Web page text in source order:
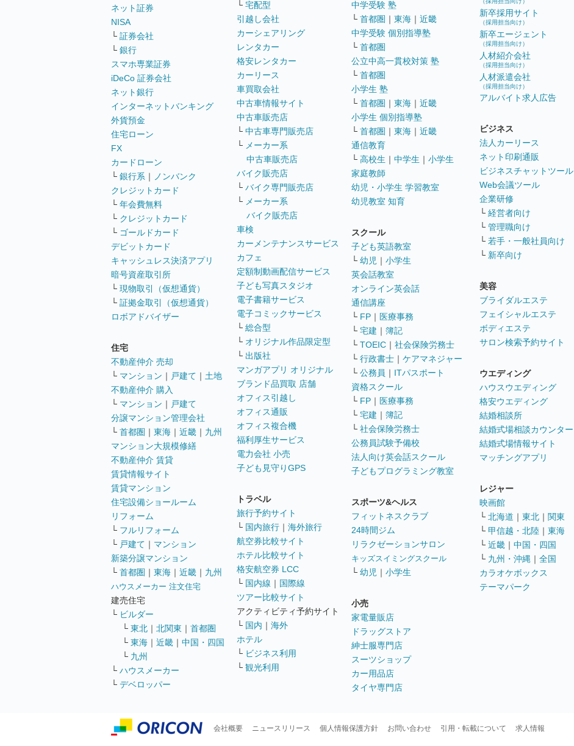
ネット証券
NISA
└ 証券会社
└ 銀行
スマホ専業証券
iDeCo 証券会社
ネット銀行
インターネットバンキング
外貨預金
住宅ローン
FX
カードローン
└ 銀行系 ｜
ノンバンク
クレジットカード
└ 年会費無料
└ クレジットカード
└ ゴールドカード
デビットカード
キャッシュレス決済アプリ
暗号資産取引所
└ 現物取引（仮想通貨）
└ 証拠金取引（仮想通貨）
ロボアドバイザー
住宅
不動産仲介 売却
└ マンション ｜ 戸建て ｜ 土地
不動産仲介 購入
└ マンション ｜ 戸建て
分譲マンション管理会社
└ 首都圏 ｜ 東海 ｜ 近畿 ｜ 九州
マンション大規模修繕
不動産仲介 賃貸
賃貸情報サイト
賃貸マンション
住宅設備ショールーム
リフォーム
└ フルリフォーム
└ 戸建て ｜ マンション
新築分譲マンション
└ 首都圏 ｜ 東海 ｜ 近畿 ｜ 九州
ハウスメーカー 注文住宅
建売住宅
└ ビルダー
└ 東北 ｜ 北関東 ｜ 首都圏
└ 東海 ｜ 近畿 ｜ 中国・四国
└ 九州
└ ハウスメーカー
└ デベロッパー
└ 宅配型
引越し会社
カーシェアリング
レンタカー
格安レンタカー
カーリース
車買取会社
中古車情報サイト
中古車販売店
└ 中古車専門販売店
└ メーカー系
中古車販売店
バイク販売店
└ バイク専門販売店
└ メーカー系
バイク販売店
車検
カーメンテナンスサービス
カフェ
定額制動画配信サービス
子ども写真スタジオ
電子書籍サービス
電子コミックサービス
└ 総合型
└ オリジナル作品限定型
└ 出版社
マンガアプリ オリジナル
ブランド品買取 店舗
オフィス引越し
オフィス通販
オフィス複合機
福利厚生サービス
電力会社 小売
子ども見守りGPS
トラベル
旅行予約サイト
└ 国内旅行 ｜ 海外旅行
航空券比較サイト
ホテル比較サイト
格安航空券 LCC
└ 国内線 ｜ 国際線
ツアー比較サイト
アクティビティ予約サイト
└ 国内 ｜ 海外
ホテル
└ ビジネス利用
└ 観光利用
中学受験 塾
└ 首都圏 ｜ 東海 ｜ 近畿
中学受験 個別指導塾
└ 首都圏
公立中高一貫校対策 塾
└ 首都圏
小学生 塾
└ 首都圏 ｜ 東海 ｜ 近畿
小学生 個別指導塾
└ 首都圏 ｜ 東海 ｜ 近畿
通信教育
└ 高校生 ｜ 中学生 ｜ 小学生
家庭教師
幼児・小学生 学習教室
幼児教室 知育
スクール
子ども英語教室
└ 幼児 ｜ 小学生
英会話教室
オンライン英会話
通信講座
└ FP ｜ 医療事務
└ 宅建 ｜ 簿記
└ TOEIC ｜ 社会保険労務士
└ 行政書士 ｜ ケアマネジャー
└ 公務員 ｜ ITパスポート
資格スクール
└ FP ｜ 医療事務
└ 宅建 ｜ 簿記
└ 社会保険労務士
公務員試験予備校
法人向け英会話スクール
子どもプログラミング教室
スポーツ&ヘルス
フィットネスクラブ
24時間ジム
リラクゼーションサロン
キッズスイミングスクール
└ 幼児 ｜ 小学生
小売
家電量販店
ドラッグストア
紳士服専門店
スーツショップ
カー用品店
タイヤ専門店
新卒採用サイト
（採用担当向け）
新卒エージェント
（採用担当向け）
人材紹介会社
（採用担当向け）
人材派遣会社
（採用担当向け）
アルバイト求人広告
ビジネス
法人カーリース
ネット印刷通販
ビジネスチャットツール
Web会議ツール
企業研修
└ 経営者向け
└ 管理職向け
└ 若手・一般社員向け
└ 新卒向け
美容
ブライダルエステ
フェイシャルエステ
ボディエステ
サロン検索予約サイト
ウエディング
ハウスウエディング
格安ウエディング
結婚相談所
結婚式場相談カウンター
結婚式場情報サイト
マッチングアプリ
レジャー
映画館
└ 北海道 ｜ 東北 ｜ 関東
└ 甲信越・北陸 ｜ 東海
└ 近畿 ｜ 中国・四国
└ 九州・沖縄 ｜ 全国
カラオケボックス
テーマパーク
会社概要 ニュースリリース 個人情報保護方針 お問い合わせ 引用・転載について 求人情報